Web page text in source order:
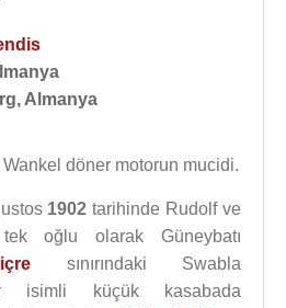
Almanya
döner motorun mucidi.
1902 tarihinde Rudolf ve
oğlu olarak Güneybatı
sınırındaki Swabla
isimli küçük kasabada